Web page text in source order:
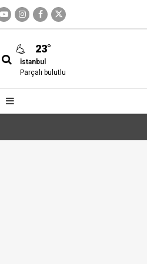
23°
İstanbul
Parçalı bulutlu